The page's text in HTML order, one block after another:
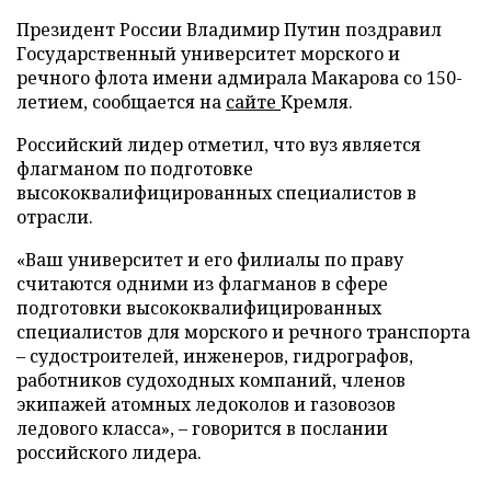
Президент России Владимир Путин поздравил
Государственный университет морского и
речного флота имени адмирала Макарова со 150-
летием, сообщается на сайте Кремля.
Российский лидер отметил, что вуз является
флагманом по подготовке
высококвалифицированных специалистов в
отрасли.
«Ваш университет и его филиалы по праву
считаются одними из флагманов в сфере
подготовки высококвалифицированных
специалистов для морского и речного транспорта
– судостроителей, инженеров, гидрографов,
работников судоходных компаний, членов
экипажей атомных ледоколов и газовозов
ледового класса», – говорится в послании
российского лидера.